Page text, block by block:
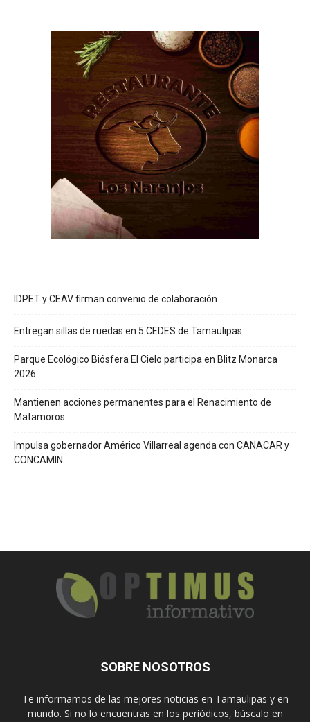
IDPET y CEAV firman convenio de colaboración
Entregan sillas de ruedas en 5 CEDES de Tamaulipas
Parque Ecológico Biósfera El Cielo participa en Blitz Monarca
2026
Mantienen acciones permanentes para el Renacimiento de
Matamoros
Impulsa gobernador Américo Villarreal agenda con CANACAR y
CONCAMIN
SOBRE NOSOTROS
Te informamos de las mejores noticias en Tamaulipas y en
mundo. Si no lo encuentras en los periódicos, búscalo en